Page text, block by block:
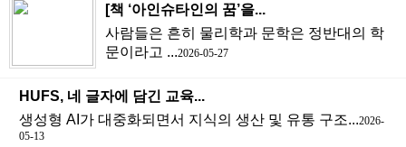
[책 ‘아인슈타인의 꿈’을...
사람들은 흔히 물리학과 문학은 정반대의 학
문이라고 ...2026-05-27
HUFS, 네 글자에 담긴 교육...
생성형 AI가 대중화되면서 지식의 생산 및 유통 구조...2026-
05-13